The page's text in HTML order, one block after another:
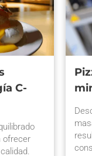
C-
ofrecer